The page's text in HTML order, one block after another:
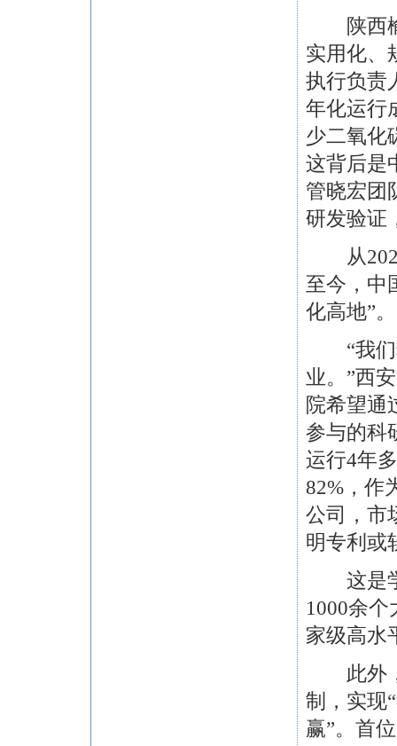
陕西榆
实用化、
执行负责
年化运行
少二氧化
这背后是
管晓宏团
研发验证
从2021
至今，中
化高地”。
“我们
业。”西
院希望通
参与的科
运行4年
82%，作
公司，市
明专利或
这是学
1000余
家级高水
此外，
制，实现
赢”。首